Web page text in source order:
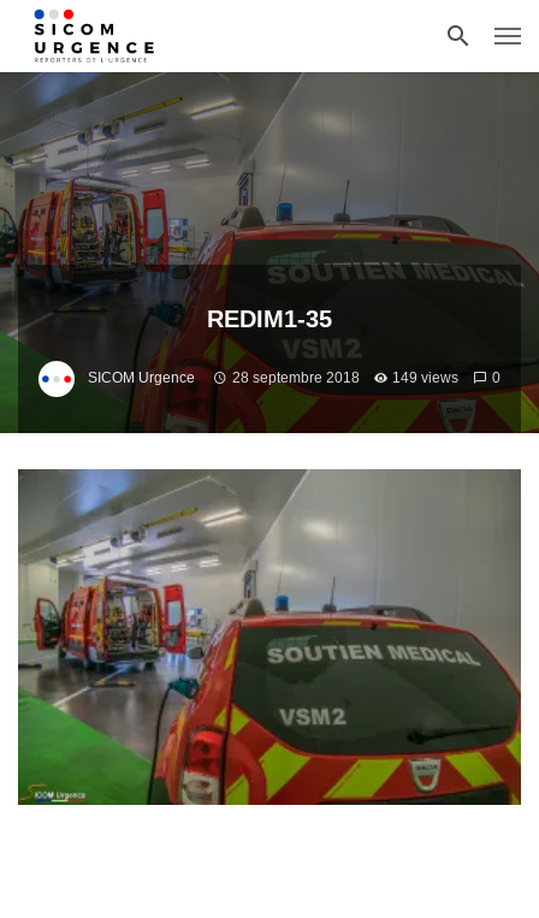
REDIM1-35
SICOM Urgence 28 septembre 2018 149 views 0